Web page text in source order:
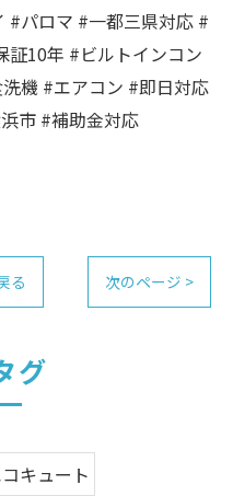
#パロマ #一都三県対応 #
証10年 #ビルトインコン
機 #エアコン #即日対応
市 #補助金対応
る 次のページ >
グ
キュート